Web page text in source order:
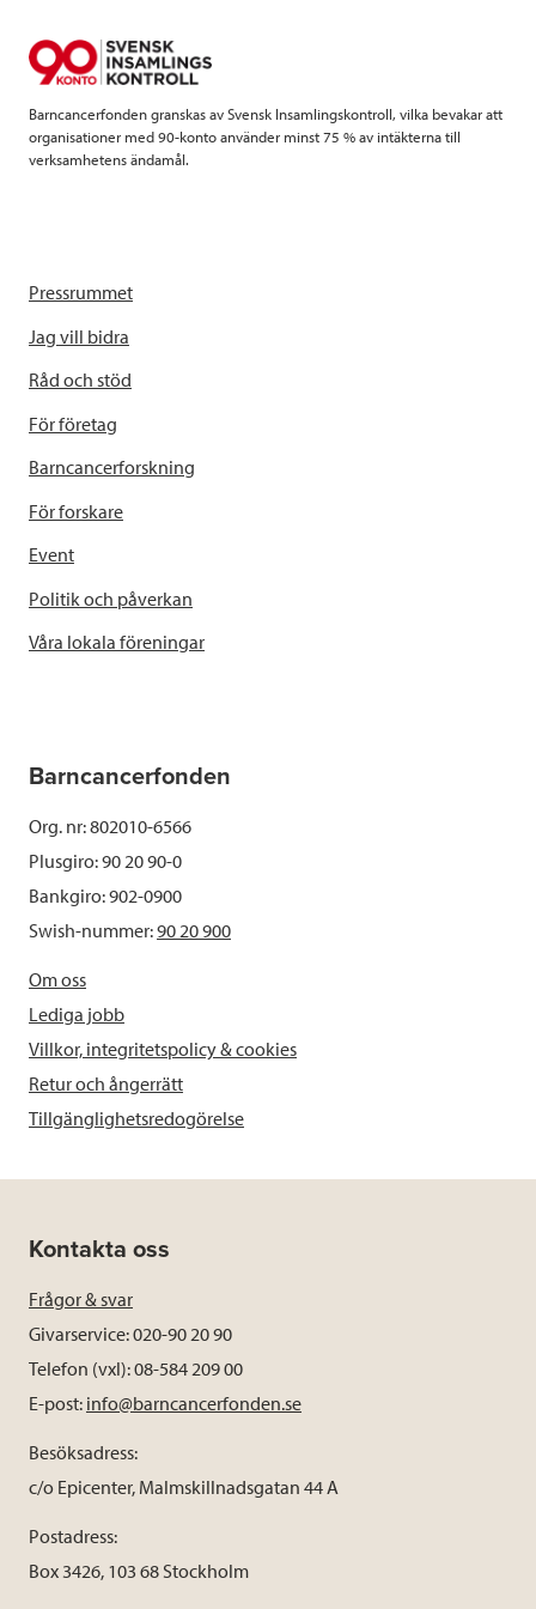
k
Barncancerfonden granskas av Svensk Insamlingskontroll, vilka bevakar att
organisationer med 90-konto använder minst 75 % av intäkterna till
verksamhetens ändamål.
Pressrummet
Jag vill bidra
Råd och stöd
För företag
Barncancerforskning
För forskare
Event
Politik och påverkan
Våra lokala föreningar
Barncancerfonden
Org. nr: 802010-6566
Plusgiro: 90 20 90-0
Bankgiro: 902-0900
Swish-nummer:90 20 900
Om oss
Lediga jobb
Villkor, integritetspolicy & cookies
Retur och ångerrätt
Tillgänglighetsredogörelse
Kontakta oss
Frågor & svar
Givarservice: 020-90 20 90
Telefon (vxl): 08-584 209 00
E-post: info@barncancerfonden.se
Besöksadress:
c/o Epicenter, Malmskillnadsgatan 44 A
Postadress:
Box 3426, 103 68 Stockholm